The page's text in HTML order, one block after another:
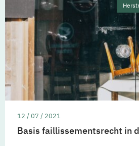
12 / 07 / 2021
Basis faillissementsrecht in